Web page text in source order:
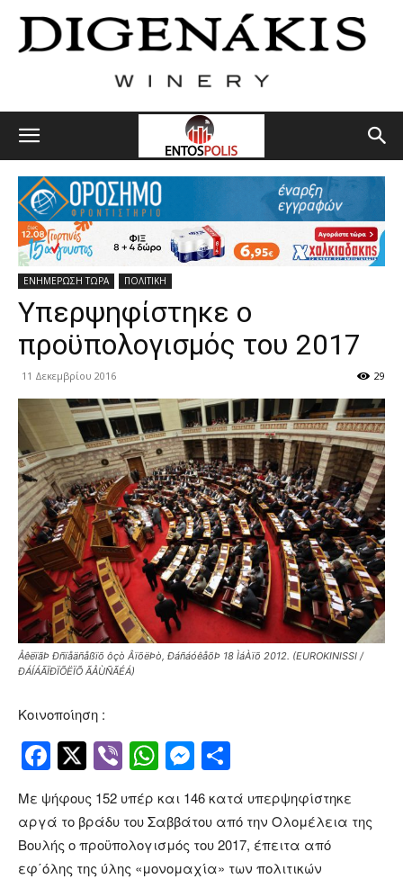
ΕΝΗΜΕΡΩΣΗ ΤΩΡΑ ΠΟΛΙΤΙΚΗ
Υπερψηφίστηκε ο
προϋπολογισμός του 2017
11 Δεκεμβρίου 2016 29
ÅêëïãÞ Ðñïåäñåßïõ ôçò ÂïõëÞò, ÐáñáóêåõÞ 18 ÌáÀïõ 2012. (EUROKINISSI /
ÐÁÍÁÃÏÐÏÕËÏÕ ÃÅÙÑÃÉÁ)
Κοινοποίηση :
Facebook
Twitter
ViberWhatsApp
Messenger
Με ψήφους 152 υπέρ και 146 κατά υπερψηφίστηκε
αργά το βράδυ του Σαββάτου από την Ολομέλεια της
Βουλής ο προϋπολογισμός του 2017, έπειτα από
εφ΄όλης της ύλης «μονομαχία» των πολιτικών